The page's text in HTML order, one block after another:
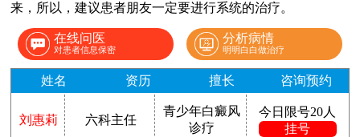
来，所以，建议患者朋友一定要进行系统的治疗。
在线问医
对患者信息保密
分析病情
明明白白做治疗
姓名 资历 擅长 咨询预约
刘惠莉 六科主任
青少年白癜风
诊疗
今日限号20人
挂号